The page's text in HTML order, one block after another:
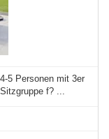
5 Personen mit 3er
f? ...